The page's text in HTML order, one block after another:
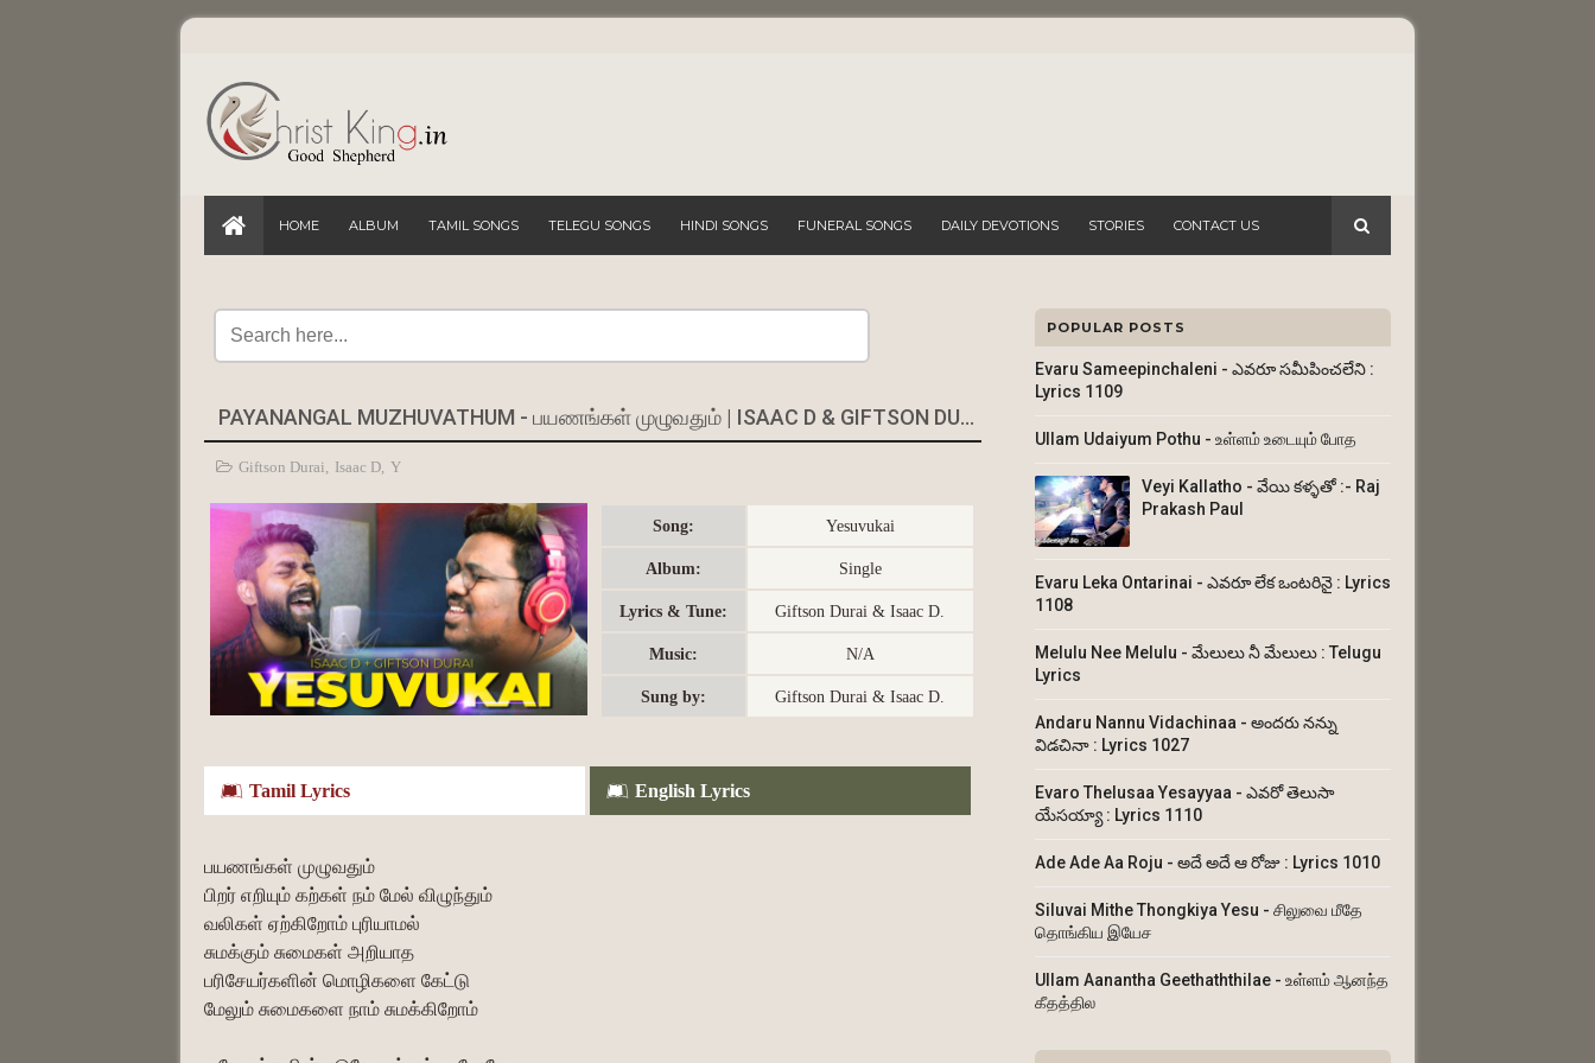
HOME ALBUM TAMIL SONGS TELEGU SONGS HINDI SONGS FUNERAL SONGS DAILY DEVOTIONS STORIES CONTACT US
PAYANANGAL MUZHUVATHUM - பயணங்கள் முழுவதும் | ISAAC D & GIFTSON DURAI
Giftson Durai, Isaac D, Y
Song: Yesuvukai
Album: Single
Lyrics & Tune: Giftson Durai & Isaac D.
Music: N/A
Sung by: Giftson Durai & Isaac D.
Tamil Lyrics English Lyrics
பயணங்கள் முழுவதும்
பிறர் எறியும் கற்கள் நம் மேல் விழுந்தும்
வலிகள் ஏற்கிறோம் புரியாமல்
சுமக்கும் சுமைகள் அறியாத
பரிசேயர்களின் மொழிகளை கேட்டு
மேலும் சுமைகளை நாம் சுமக்கிறோம்
POPULAR POSTS
Evaru Sameepinchaleni - ఎవరూ సమీపించలేని :
Lyrics 1109
Ullam Udaiyum Pothu - உள்ளம் உடையும் போத
Veyi Kallatho - వేయి కళ్ళతో :- Raj
Prakash Paul
Evaru Leka Ontarinai - ఎవరూ లేక ఒంటరినై : Lyrics
1108
Melulu Nee Melulu - మేలులు నీ మేలులు : Telugu
Lyrics
Andaru Nannu Vidachinaa - అందరు నన్ను
విడచినా : Lyrics 1027
Evaro Thelusaa Yesayyaa - ఎవరో తెలుసా
యేసయ్యా : Lyrics 1110
Ade Ade Aa Roju - అదే అదే ఆ రోజు : Lyrics 1010
Siluvai Mithe Thongkiya Yesu - சிலுவை மீதே
தொங்கிய இயேச
Ullam Aanantha Geethaththilae - உள்ளம் ஆனந்த
கீதத்தில